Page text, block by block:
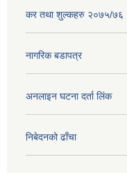
कर तथा शुल्कहरु २०७५/७६
नागरिक बडापत्र
अनलाइन घटना दर्ता लिंक
निबेदनको ढाँचा